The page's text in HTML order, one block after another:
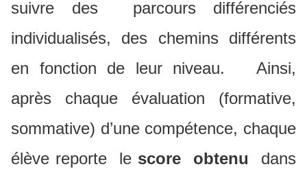
suivre des parcours différenciés
individualisés, des chemins différents
en fonction de leur niveau. Ainsi,
après chaque évaluation (formative,
sommative) d’une compétence, chaque
élève reporte le score obtenu
dans